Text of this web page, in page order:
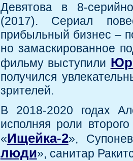
Девятова в 8-
(2017). Сериал
прибыльный бизнес –
но замаскированное
фильму выступили
получился
зрителей.
В 2018-2020 годах
исполняя роли
«Ищейка-2»,
люди», санитар